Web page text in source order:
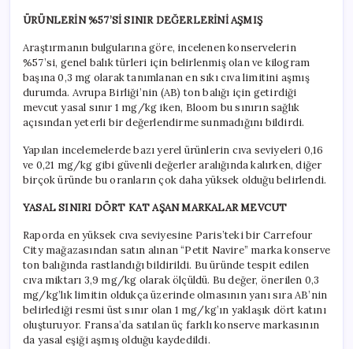
ÜRÜNLERİN %57’Sİ SINIR DEĞERLERİNİ AŞMIŞ
Araştırmanın bulgularına göre, incelenen konservelerin
%57’si, genel balık türleri için belirlenmiş olan ve kilogram
başına 0,3 mg olarak tanımlanan en sıkı cıva limitini aşmış
durumda. Avrupa Birliği’nin (AB) ton balığı için getirdiği
mevcut yasal sınır 1 mg/kg iken, Bloom bu sınırın sağlık
açısından yeterli bir değerlendirme sunmadığını bildirdi.
Yapılan incelemelerde bazı yerel ürünlerin cıva seviyeleri 0,16
ve 0,21 mg/kg gibi güvenli değerler aralığında kalırken, diğer
birçok üründe bu oranların çok daha yüksek olduğu belirlendi.
YASAL SINIRI DÖRT KAT AŞAN MARKALAR MEVCUT
Raporda en yüksek cıva seviyesine Paris’teki bir Carrefour
City mağazasından satın alınan “Petit Navire” marka konserve
ton balığında rastlandığı bildirildi. Bu üründe tespit edilen
cıva miktarı 3,9 mg/kg olarak ölçüldü. Bu değer, önerilen 0,3
mg/kg’lık limitin oldukça üzerinde olmasının yanı sıra AB’nin
belirlediği resmi üst sınır olan 1 mg/kg’ın yaklaşık dört katını
oluşturuyor. Fransa’da satılan üç farklı konserve markasının
da yasal eşiği aşmış olduğu kaydedildi.